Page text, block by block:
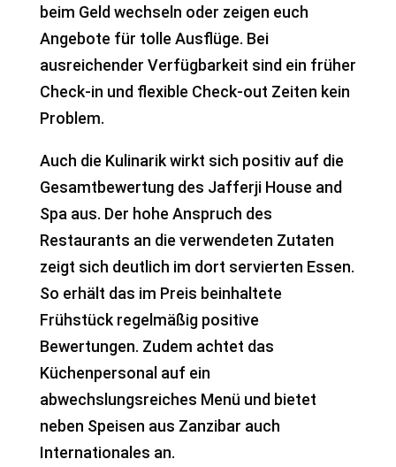
beim Geld wechseln oder zeigen euch
Angebote für tolle Ausflüge. Bei
ausreichender Verfügbarkeit sind ein früher
Check-in und flexible Check-out Zeiten kein
Problem.
Auch die Kulinarik wirkt sich positiv auf die
Gesamtbewertung des Jafferji House and
Spa aus. Der hohe Anspruch des
Restaurants an die verwendeten Zutaten
zeigt sich deutlich im dort servierten Essen.
So erhält das im Preis beinhaltete
Frühstück regelmäßig positive
Bewertungen. Zudem achtet das
Küchenpersonal auf ein
abwechslungsreiches Menü und bietet
neben Speisen aus Zanzibar auch
Internationales an.